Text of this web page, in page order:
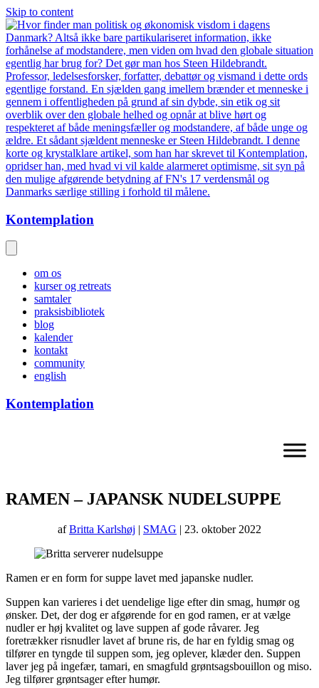
Skip to content
Kontemplation
om os
kurser og retreats
samtaler
praksisbibliotek
blog
kalender
kontakt
community
english
Kontemplation
RAMEN – JAPANSK NUDELSUPPE
afBritta Karlshøj | SMAG | 23. oktober 2022
Ramen er en form for suppe lavet med japanske nudler.
Suppen kan varieres i det uendelige lige efter din smag, humør og
ønsker. Det, der dog er afgørende for en god ramen, er at vælge
nudler er høj kvalitet og lave suppen af gode råvarer. Jeg
foretrækker risnudler lavet af brune ris, de har en fyldig smag og
tilfører en tyngde til suppen som, jeg oplever, klæder den. Suppen
laver jeg på ingefær, tamari, en smagfuld grøntsagsbouillon og miso.
Jeg tilfører grøntsager efter humør.